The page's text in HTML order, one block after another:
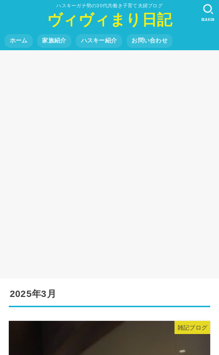
ハスキーガチ勢の30代共働き子育て夫婦ブログ
ヴィヴィまり日記
ホーム 家族紹介 ハスキー紹介 お問い合わせ
SEARCH
2025年3月
雑記ブログ